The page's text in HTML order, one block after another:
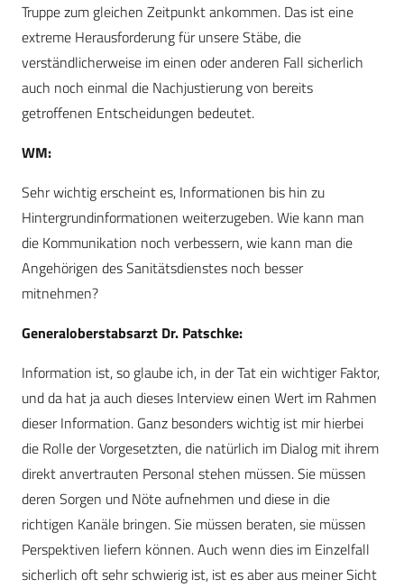
Truppe zum gleichen Zeitpunkt ankommen. Das ist eine
extreme Herausforderung für unsere Stäbe, die
verständlicherweise im einen oder anderen Fall sicherlich
auch noch einmal die Nachjustierung von bereits
getroffenen Entscheidungen bedeutet.
WM:
Sehr wichtig erscheint es, Informationen bis hin zu
Hintergrundinformationen weiterzugeben. Wie kann man
die Kommunikation noch verbessern, wie kann man die
Angehörigen des Sanitätsdienstes noch besser
mitnehmen?
Generaloberstabsarzt Dr. Patschke:
Information ist, so glaube ich, in der Tat ein wichtiger Faktor,
und da hat ja auch dieses Interview einen Wert im Rahmen
dieser Information. Ganz besonders wichtig ist mir hierbei
die Rolle der Vorgesetzten, die natürlich im Dialog mit ihrem
direkt anvertrauten Personal stehen müssen. Sie müssen
deren Sorgen und Nöte aufnehmen und diese in die
richtigen Kanäle bringen. Sie müssen beraten, sie müssen
Perspektiven liefern können. Auch wenn dies im Einzelfall
sicherlich oft sehr schwierig ist, ist es aber aus meiner Sicht